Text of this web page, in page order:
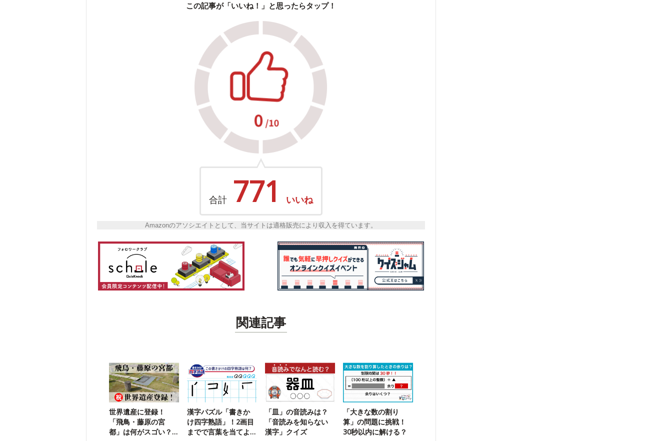
この記事が「いいね！」と思ったらタップ！
合計 771 いいね
Amazonのアソシエイトとして、当サイトは適格販売により収入を得ています。
関連記事
世界遺産に登録！
「飛鳥・藤原の宮
都」は何がスゴい？
漢字パズル「書きか
け四字熟語」！2画目
までで言葉を当てよ
「皿」の音読みは？
「音読みを知らない
漢字」クイズ
「大きな数の割り
算」の問題に挑戦！
30秒以内に解ける？